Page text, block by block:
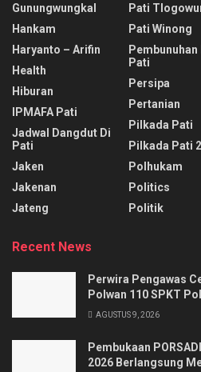
Gunungwungkal
Hankam
Haryanto – Arifin
Health
Hiburan
IPMAFA Pati
Jadwal Dangdut Di
Pati
Jaken
Jakenan
Jateng
Pati
Pati Winong
Pembunuhan
Pati
Persipa
Pertanian
Pilkada Pati
Pilkada Pati
Polhukam
Politics
Politik
Recent News
Perwira Pengawas
Polwan 110 SPKT
AGUSTUS 9, 2026
Pembukaan
2026 Berlangsung